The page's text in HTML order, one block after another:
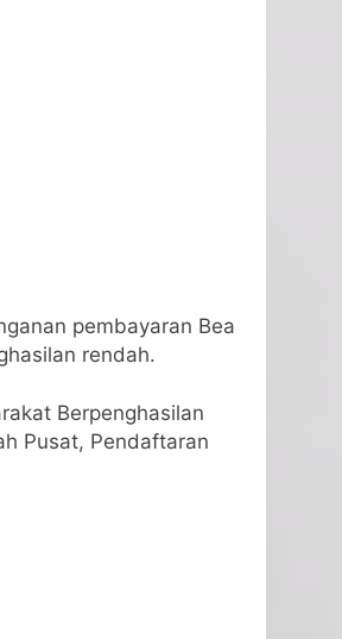
pembayaran Bea
rendah.
Berpenghasilan
Pusat, Pendaftaran